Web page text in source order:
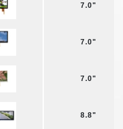
7.0"
7.0"
7.0"
8.8"